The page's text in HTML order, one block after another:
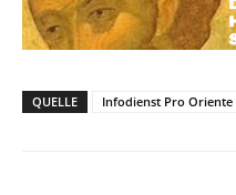
QUELLE Infodienst Pro Oriente